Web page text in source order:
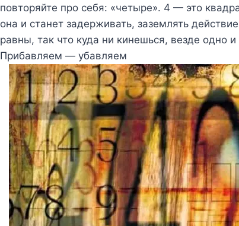
повторяйте про себя: «четыре». 4 — это
она и станет задерживать, заземлять
равны, так что куда ни кинешься, везде одно
Прибавляем — убавляем